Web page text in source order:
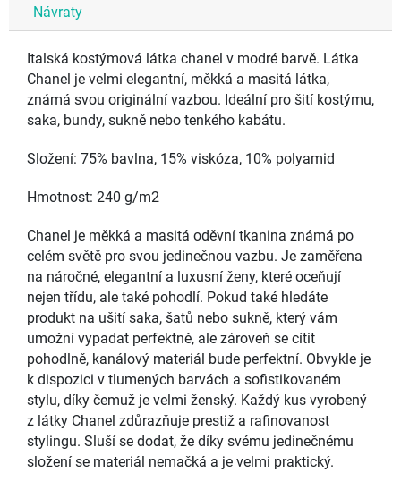
Návraty
Italská kostýmová látka chanel v modré barvě. Látka
Chanel je velmi elegantní, měkká a masitá látka,
známá svou originální vazbou. Ideální pro šití kostýmu,
saka, bundy, sukně nebo tenkého kabátu.
Složení: 75% bavlna, 15% viskóza, 10% polyamid
Hmotnost: 240 g/m2
Chanel je měkká a masitá oděvní tkanina známá po
celém světě pro svou jedinečnou vazbu. Je zaměřena
na náročné, elegantní a luxusní ženy, které oceňují
nejen třídu, ale také pohodlí. Pokud také hledáte
produkt na ušití saka, šatů nebo sukně, který vám
umožní vypadat perfektně, ale zároveň se cítit
pohodlně, kanálový materiál bude perfektní. Obvykle je
k dispozici v tlumených barvách a sofistikovaném
stylu, díky čemuž je velmi ženský. Každý kus vyrobený
z látky Chanel zdůrazňuje prestiž a rafinovanost
stylingu. Sluší se dodat, že díky svému jedinečnému
složení se materiál nemačká a je velmi praktický.